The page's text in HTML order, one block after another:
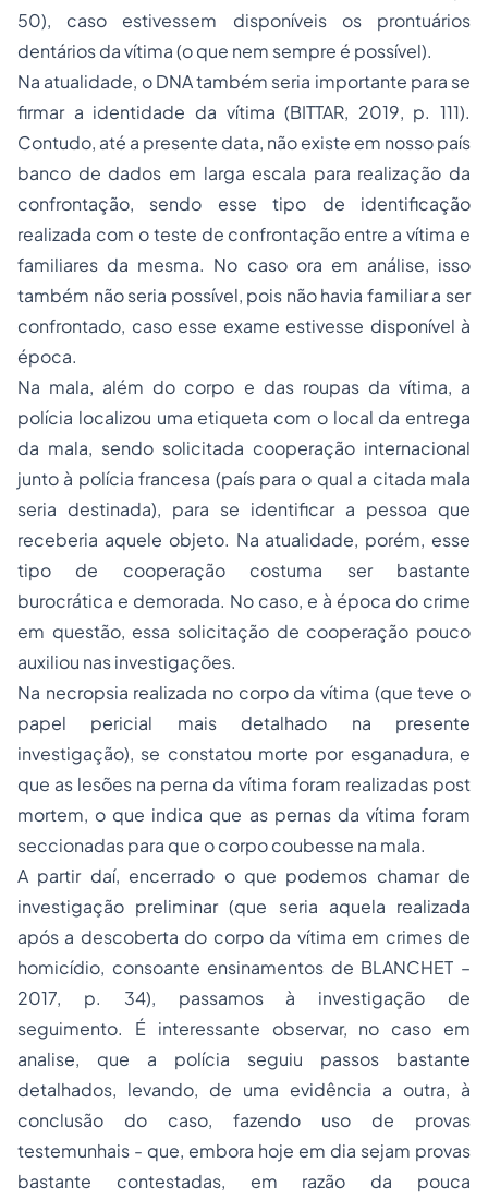
50), caso estivessem disponíveis os prontuários
dentários da vítima (o que nem sempre é possível).
Na atualidade, o DNA também seria importante para se
firmar a identidade da vítima (BITTAR, 2019, p. 111).
Contudo, até a presente data, não existe em nosso país
banco de dados em larga escala para realização da
confrontação, sendo esse tipo de identificação
realizada com o teste de confrontação entre a vítima e
familiares da mesma. No caso ora em análise, isso
também não seria possível, pois não havia familiar a ser
confrontado, caso esse exame estivesse disponível à
época.
Na mala, além do corpo e das roupas da vítima, a
polícia localizou uma etiqueta com o local da entrega
da mala, sendo solicitada cooperação internacional
junto à polícia francesa (país para o qual a citada mala
seria destinada), para se identificar a pessoa que
receberia aquele objeto. Na atualidade, porém, esse
tipo de cooperação costuma ser bastante
burocrática e demorada. No caso, e à época do crime
em questão, essa solicitação de cooperação pouco
auxiliou nas investigações.
Na necropsia realizada no corpo da vítima (que teve o
papel pericial mais detalhado na presente
investigação), se constatou morte por esganadura, e
que as lesões na perna da vítima foram realizadas post
mortem, o que indica que as pernas da vítima foram
seccionadas para que o corpo coubesse na mala.
A partir daí, encerrado o que podemos chamar de
investigação preliminar (que seria aquela realizada
após a descoberta do corpo da vítima em crimes de
homicídio, consoante ensinamentos de BLANCHET –
2017, p. 34), passamos à investigação de
seguimento. É interessante observar, no caso em
analise, que a polícia seguiu passos bastante
detalhados, levando, de uma evidência a outra, à
conclusão do caso, fazendo uso de provas
testemunhais - que, embora hoje em dia sejam provas
bastante contestadas, em razão da pouca